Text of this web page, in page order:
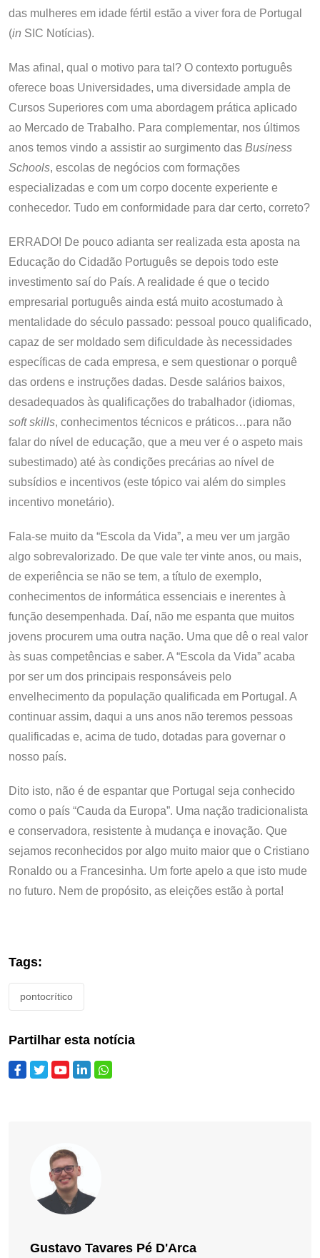
das mulheres em idade fértil estão a viver fora de Portugal
(in SIC Notícias).
Mas afinal, qual o motivo para tal? O contexto português
oferece boas Universidades, uma diversidade ampla de
Cursos Superiores com uma abordagem prática aplicado
ao Mercado de Trabalho. Para complementar, nos últimos
anos temos vindo a assistir ao surgimento das Business
Schools, escolas de negócios com formações
especializadas e com um corpo docente experiente e
conhecedor. Tudo em conformidade para dar certo, correto?
ERRADO! De pouco adianta ser realizada esta aposta na
Educação do Cidadão Português se depois todo este
investimento saí do País. A realidade é que o tecido
empresarial português ainda está muito acostumado à
mentalidade do século passado: pessoal pouco qualificado,
capaz de ser moldado sem dificuldade às necessidades
específicas de cada empresa, e sem questionar o porquê
das ordens e instruções dadas. Desde salários baixos,
desadequados às qualificações do trabalhador (idiomas,
soft skills, conhecimentos técnicos e práticos…para não
falar do nível de educação, que a meu ver é o aspeto mais
subestimado) até às condições precárias ao nível de
subsídios e incentivos (este tópico vai além do simples
incentivo monetário).
Fala-se muito da “Escola da Vida”, a meu ver um jargão
algo sobrevalorizado. De que vale ter vinte anos, ou mais,
de experiência se não se tem, a título de exemplo,
conhecimentos de informática essenciais e inerentes à
função desempenhada. Daí, não me espanta que muitos
jovens procurem uma outra nação. Uma que dê o real valor
às suas competências e saber. A “Escola da Vida” acaba
por ser um dos principais responsáveis pelo
envelhecimento da população qualificada em Portugal. A
continuar assim, daqui a uns anos não teremos pessoas
qualificadas e, acima de tudo, dotadas para governar o
nosso país.
Dito isto, não é de espantar que Portugal seja conhecido
como o país “Cauda da Europa”. Uma nação tradicionalista
e conservadora, resistente à mudança e inovação. Que
sejamos reconhecidos por algo muito maior que o Cristiano
Ronaldo ou a Francesinha. Um forte apelo a que isto mude
no futuro. Nem de propósito, as eleições estão à porta!
Tags:
pontocrítico
Partilhar esta notícia
Gustavo Tavares Pé D'Arca